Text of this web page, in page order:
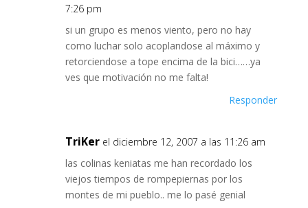
7:26 pm
si un grupo es menos viento, pero no hay
como luchar solo acoplandose al máximo y
retorciendose a tope encima de la bici……ya
ves que motivación no me falta!
Responder
TriKer el diciembre 12, 2007 a las 11:26 am
las colinas keniatas me han recordado los
viejos tiempos de rompepiernas por los
montes de mi pueblo.. me lo pasé genial